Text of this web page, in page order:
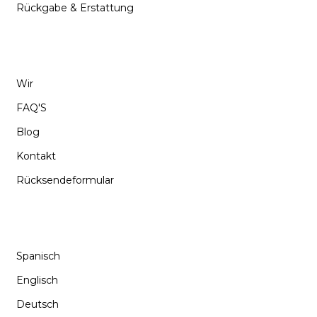
Rückgabe & Erstattung
Wir
FAQ'S
Blog
Kontakt
Rücksendeformular
Spanisch
Englisch
Deutsch